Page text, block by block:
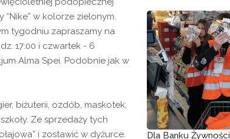
w kolorze zielonym.
tygodniu zapraszamy na
17:00 i czwartek - 6
Alma Spei. Podobnie jak w
biżuterii, ozdób, maskotek,
Ze sprzedaży tych
i zostawić w dyżurce.
Dla Banku Żywności